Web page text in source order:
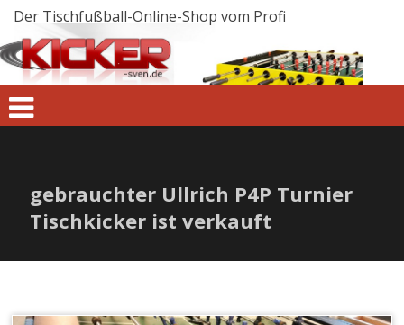
Zum
springen
gebrauchter Ullrich P4P Turnier
Tischkicker ist verkauft